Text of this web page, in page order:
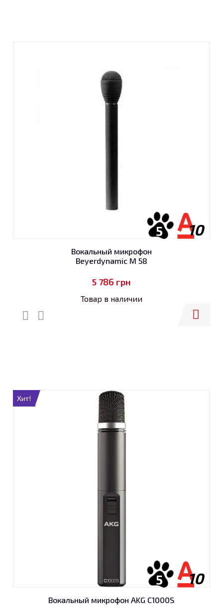
10
5
Вокальный микрофон
Beyerdynamic M 58
5 786 грн
Товар в наличии
Хит!
10
5
Вокальный микрофон AKG C1000S